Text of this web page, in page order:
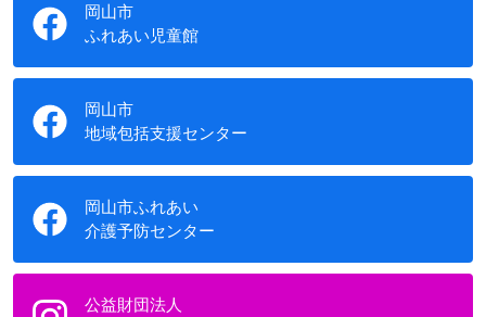
岡山市
ふれあい児童館
岡山市
地域包括支援センター
岡山市ふれあい
介護予防センター
公益財団法人